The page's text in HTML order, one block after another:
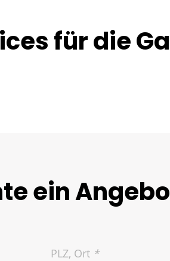
Der Bezahlautomat
Die Gutschrift auf Ihr
für die
ein
PLZ, Ort *